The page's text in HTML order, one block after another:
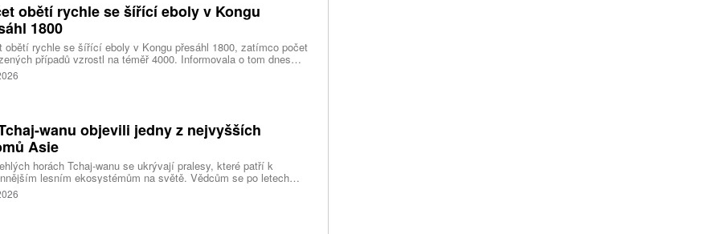
obětí rychle se šířící eboly v Kongu
1800
obětí rychle se šířící eboly v Kongu přesáhl 1800, zatímco počet
případů vzrostl na téměř 4000. Informovala o tom dnes
Reuters s odkazem na konžské úřady.
wanu objevili jedny z nejvyšších
Asie
horách Tchaj-wanu se ukrývají pralesy, které patří k
lesním ekosystémům na světě. Vědcům se po letech
pátrání podařilo objevit jedli tchajwanskou vysokou 84,1
která je dnes považována za nejvyšší známý strom ve